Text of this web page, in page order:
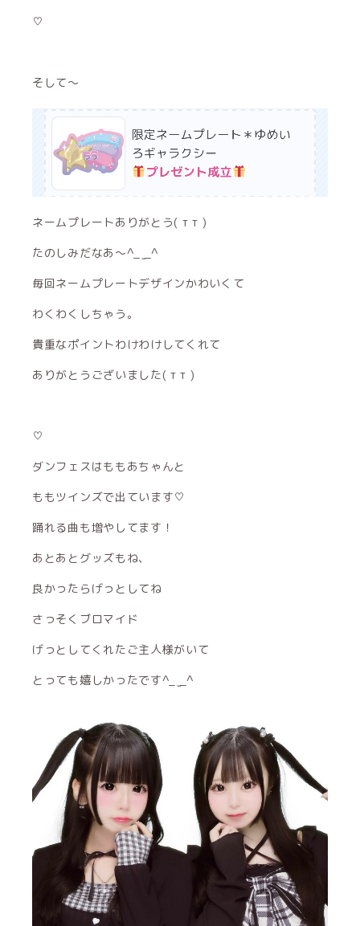
♡
そして〜
ネームプレートありがとう( т т )
たのしみだなあ〜^_ ̫_^
毎回ネームプレートデザインかわいくて
わくわくしちゃう。
貴重なポイントわけわけしてくれて
ありがとうございました( т т )
♡
ダンフェスはももあちゃんと
ももツインズで出ています♡
踊れる曲も増やしてます！
あとあとグッズもね、
良かったらげっとしてね
さっそくブロマイド
げっとしてくれたご主人様がいて
とっても嬉しかったです^_ ̫_^